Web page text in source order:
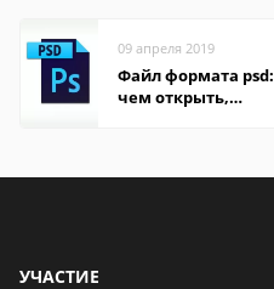
09 апреля 2019
Файл формата psd:
чем открыть,
УЧАСТИЕ